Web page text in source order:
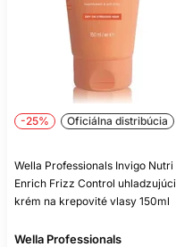
-25% Oficiálna distribúcia
Wella Professionals Invigo Nutri
Enrich Frizz Control uhladzujúci
krém na krepovité vlasy 150ml
Wella Professionals